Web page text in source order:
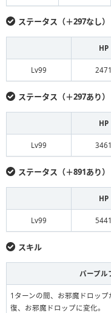
ステータス（＋297なし）
HP
Lv99 2471
ステータス（＋297あり）
HP
Lv99 3461
ステータス（＋891あり）
HP
Lv99 5441
スキル
パープ
1ターンの間、お邪魔ドロッ
復、お邪魔ドロップに変化。